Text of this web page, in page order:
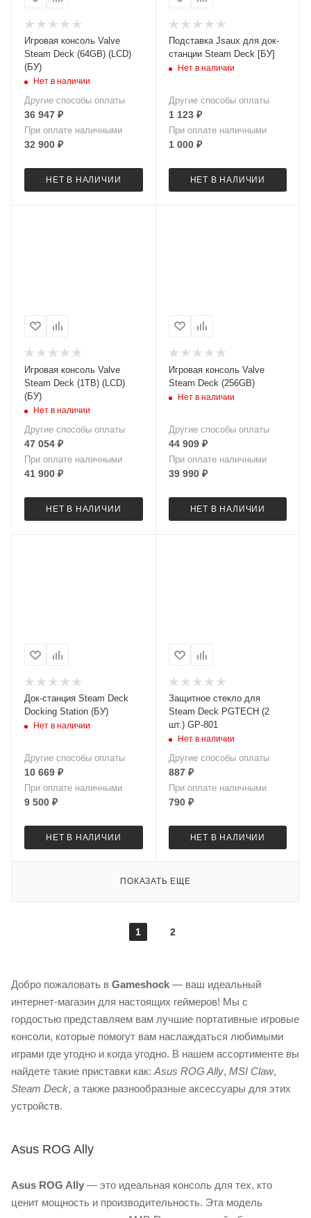
Игровая консоль Valve
Steam Deck (64GB) (LCD)
(БУ)
Нет в наличии
Другие способы оплаты
36 947 ₽
При оплате наличными
32 900 ₽
НЕТ В НАЛИЧИИ
Подставка Jsaux для док-
станции Steam Deck [БУ]
Нет в наличии
Другие способы оплаты
1 123₽
При оплате наличными
1 000₽
НЕТ В НАЛИЧИИ
Игровая консоль Valve
Steam Deck (1TB) (LCD)
(БУ)
Нет в наличии
Другие способы оплаты
47 054 ₽
При оплате наличными
41 900 ₽
НЕТ В НАЛИЧИИ
Игровая консоль Valve
Steam Deck (256GB)
Нет в наличии
Другие способы оплаты
44 909₽
При оплате наличными
39 990₽
НЕТ В НАЛИЧИИ
Док-станция Steam Deck
Docking Station (БУ)
Нет в наличии
Другие способы оплаты
10 669 ₽
При оплате наличными
9 500 ₽
НЕТ В НАЛИЧИИ
Защитное стекло для
Steam Deck PGTECH (2
шт.) GP-801
Нет в наличии
Другие способы оплаты
887₽
При оплате наличными
790₽
НЕТ В НАЛИЧИИ
ПОКАЗАТЬ ЕЩЕ
1 2
Добро пожаловать в Gameshock — ваш идеальный
интернет-магазин для настоящих геймеров! Мы с
гордостью представляем вам лучшие портативные игровые
консоли, которые помогут вам наслаждаться любимыми
играми где угодно и когда угодно. В нашем ассортименте вы
найдете такие приставки как: Asus ROG Ally, MSI Claw,
Steam Deck, а также разнообразные аксессуары для этих
устройств.
Asus ROG Ally
Asus ROG Ally — это идеальная консоль для тех, кто
ценит мощность и производительность. Эта модель